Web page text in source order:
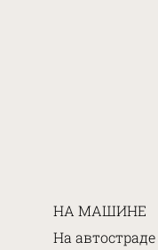
НА МАШИНЕ
На